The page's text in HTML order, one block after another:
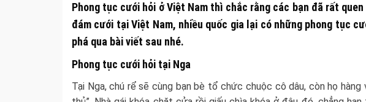
Phong tục cưới hỏi ở Việt Nam thì chắc rằng các bạn đã rất
đám cưới tại Việt Nam, nhiều quốc gia lại có những phong tục
phá qua bài viết sau nhé.
Phong tục cưới hỏi tại Nga
Tại Nga, chú rể sẽ cùng bạn bè tổ chức chuộc cô dâu, còn họ